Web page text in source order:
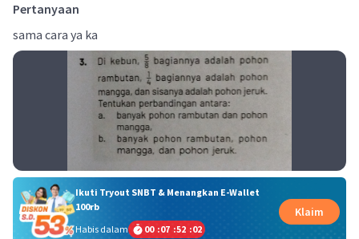
Pertanyaan
sama cara ya ka
Ikuti Tryout SNBT & Menangkan E-Wallet
100rb
Habis dalam
00 :07 :52 :01
Klaim